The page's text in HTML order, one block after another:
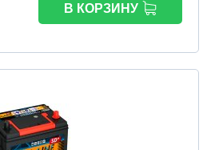
В КОРЗИНУ